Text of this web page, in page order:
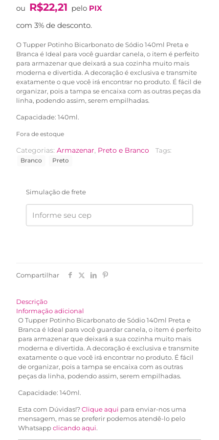
original
era:
R$27,90.R$22,90.
ou R$22,21 pelo PIX
com 3% de desconto.
O Tupper Potinho Bicarbonato de Sódio 140ml Preta e
Branca é Ideal para você guardar canela, o item é perfeito
para armazenar que deixará a sua cozinha muito mais
moderna e divertida. A decoração é exclusiva e transmite
exatamente o que você irá encontrar no produto. É fácil de
organizar, pois a tampa se encaixa com as outras peças da
linha, podendo assim, serem empilhadas.
Capacidade: 140ml.
Fora de estoque
Categorias: Armazenar, Preto e Branco Tags:
Branco Preto
Simulação de frete
Compartilhar
Descrição
Informação adicional
O Tupper Potinho Bicarbonato de Sódio 140ml Preta e
Branca é Ideal para você guardar canela, o item é perfeito
para armazenar que deixará a sua cozinha muito mais
moderna e divertida. A decoração é exclusiva e transmite
exatamente o que você irá encontrar no produto. É fácil
de organizar, pois a tampa se encaixa com as outras
peças da linha, podendo assim, serem empilhadas.
Capacidade: 140ml.
Esta com Dúvidas!?Clique aqui para enviar-nos uma
mensagem, mas se preferir podemos atendê-lo pelo
Whatsappclicando aqui.